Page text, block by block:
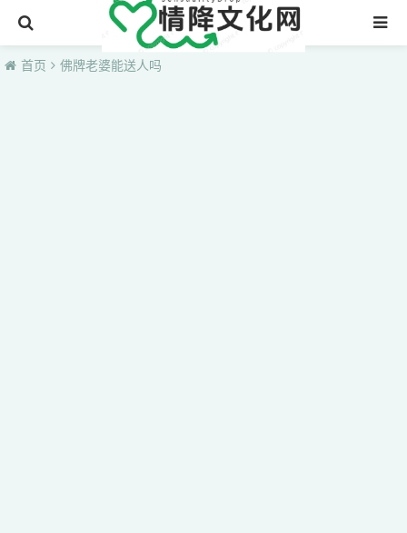
首页
首页 佛牌老婆能送人吗